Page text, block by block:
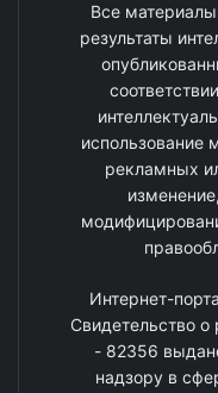
Все
результаты
использование
рекламных
Интернет-
Свидетельство
- 82356
надзору в